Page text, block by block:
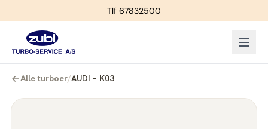
Tlf 67832500
Alle turboer/AUDI – K03